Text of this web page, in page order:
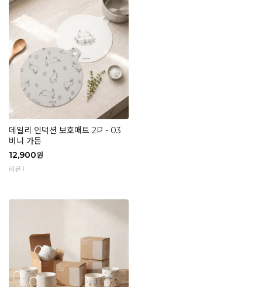
데일리 인덕션 보호매트 2P - 03
버니 가든
12,900원
리뷰 1